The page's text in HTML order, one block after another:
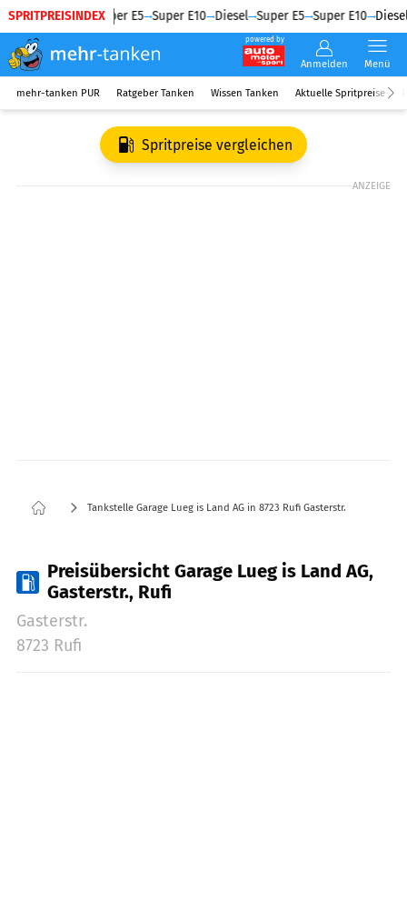
SPRITPREISINDEX
Diesel Super E5 Super E10 Diesel Super E5 Super E10 Diesel
powered by
Anmelden Menü
mehr-tanken PUR Ratgeber Tanken Wissen Tanken Aktuelle Spritpreise
Spritpreise vergleichen
ANZEIGE
Tankstelle Garage Lueg is Land AG in 8723 Rufi Gasterstr.
Preisübersicht Garage Lueg is Land AG,
Gasterstr., Rufi
Gasterstr.
8723 Rufi